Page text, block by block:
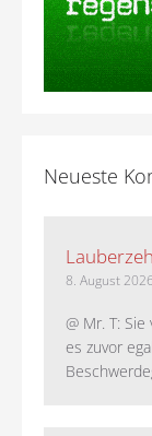
Neueste
8. August 2026
@ Mr. T:
es zuvor